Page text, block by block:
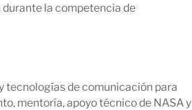
durante la competencia de
tecnologías de comunicación para
mentoría, apoyo técnico de NASA y